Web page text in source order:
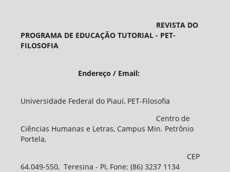
REVISTA DO
PROGRAMA DE EDUCAÇÃO TUTORIAL - PET-
FILOSOFIA
Endereço / Email:
Universidade Federal do Piauí, PET-Filosofia
Centro de
Ciências Humanas e Letras, Campus Min. Petrônio
Portela,
CEP
64.049-550, Teresina - PI, Fone: (86) 3237 1134